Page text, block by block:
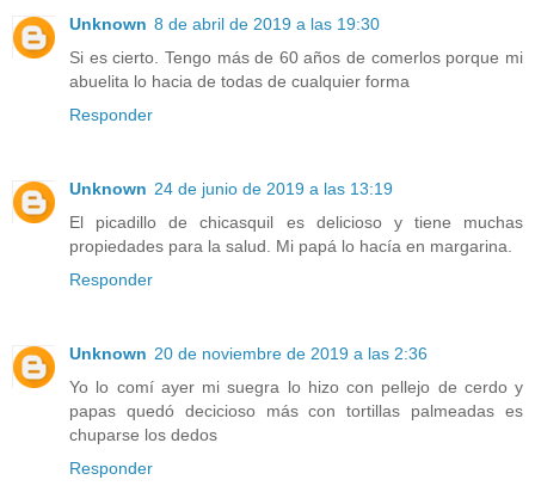
Unknown 8 de abril de 2019 a las 19:30
Si es cierto. Tengo más de 60 años de comerlos porque mi
abuelita lo hacia de todas de cualquier forma
Responder
Unknown 24 de junio de 2019 a las 13:19
El picadillo de chicasquil es delicioso y tiene muchas
propiedades para la salud. Mi papá lo hacía en margarina.
Responder
Unknown 20 de noviembre de 2019 a las 2:36
Yo lo comí ayer mi suegra lo hizo con pellejo de cerdo y
papas quedó decicioso más con tortillas palmeadas es
chuparse los dedos
Responder